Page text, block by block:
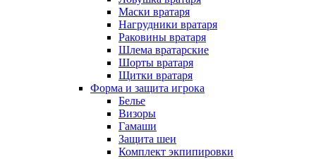
Маски вратаря
Нагрудники вратаря
Раковины вратаря
Шлема вратарские
Шорты вратаря
Щитки вратаря
Форма и защита игрока
Белье
Визоры
Гамаши
Защита шеи
Комплект экпипировки